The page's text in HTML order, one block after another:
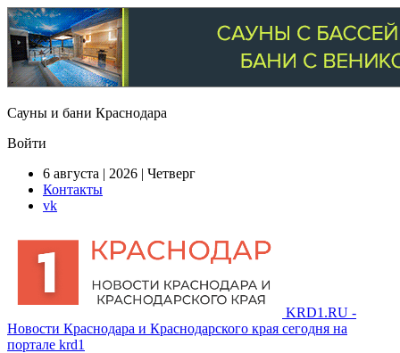
Сауны и бани Краснодара
Войти
6 августа | 2026 | Четверг
Контакты
vk
KRD1.RU -
Новости Краснодара и Краснодарского края сегодня на
портале krd1